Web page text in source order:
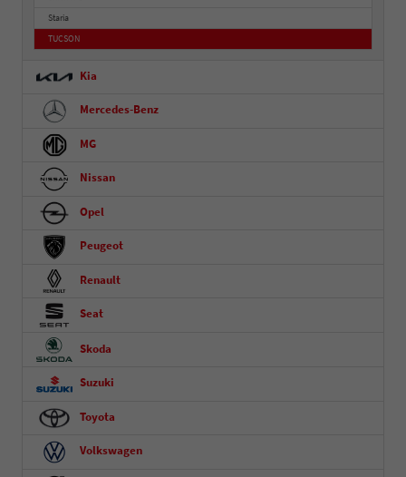
Staria
TUCSON
Kia
Mercedes-Benz
MG
Nissan
Opel
Peugeot
Renault
Seat
Skoda
Suzuki
Toyota
Volkswagen